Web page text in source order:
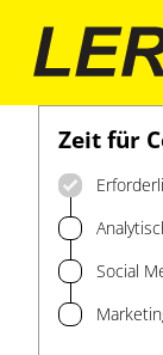
Zeit für
Social